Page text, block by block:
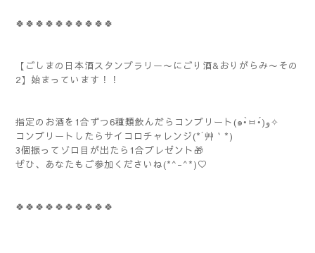
🍀🍀🍀🍀🍀🍀🍀🍀🍀🍀
【ごしまの日本酒スタンプラリー〜にごり酒&おりがらみ〜その
2】始まっています！！
指定のお酒を1合ずつ6種類飲んだらコンプリート(๑•̀ㅂ•́)و✧
コンプリートしたらサイコロチャレンジ(*´艸｀*)
3個振ってゾロ目が出たら1合プレゼント🎁
ぜひ、あなたもご参加くださいね(*^-^*)♡
🍀🍀🍀🍀🍀🍀🍀🍀🍀🍀